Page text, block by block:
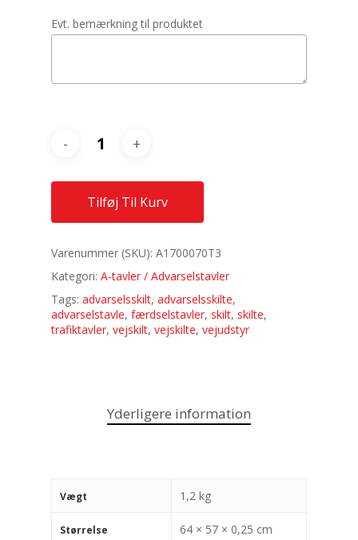
Evt. bemærkning til produktet
Tilføj Til Kurv
Varenummer (SKU): A1700070T3
Kategori: A-tavler / Advarselstavler
Tags: advarselsskilt, advarselsskilte,
advarselstavle, færdselstavler, skilt, skilte,
trafiktavler, vejskilt, vejskilte, vejudstyr
Yderligere information
Vægt 1,2 kg
Størrelse 64 × 57 × 0,25 cm